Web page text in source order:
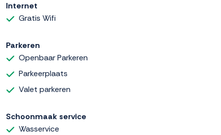
Internet
Gratis Wifi
Parkeren
Openbaar Parkeren
Parkeerplaats
Valet parkeren
Schoonmaak service
Wasservice